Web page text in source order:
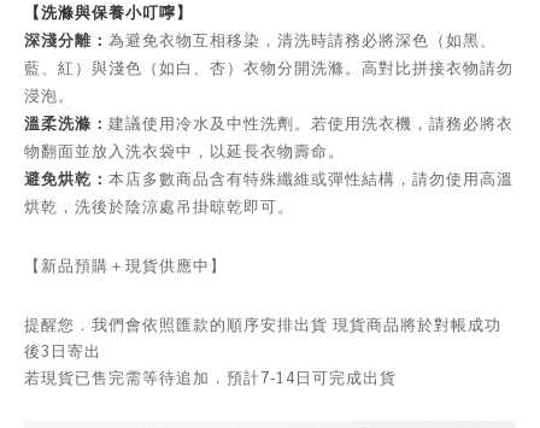
【洗滌與保養小叮嚀】
深淺分離： 為避免衣物互相移染，清洗時請務必將深色（如黑、
藍、紅）與淺色（如白、杏）衣物分開洗滌。高對比拼接衣物請勿
浸泡。
溫柔洗滌： 建議使用冷水及中性洗劑。若使用洗衣機，請務必將衣
物翻面並放入洗衣袋中，以延長衣物壽命。
避免烘乾： 本店多數商品含有特殊纖維或彈性結構，請勿使用高溫
烘乾，洗後於陰涼處吊掛晾乾即可。
【新品預購＋現貨供應中】
提醒您．我們會依照匯款的順序安排出貨 現貨商品將於對帳成功
後3日寄出
若現貨已售完需等待追加．預計7-14日可完成出貨